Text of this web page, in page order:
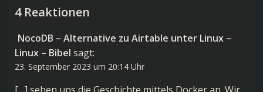
4 Reaktionen
NocoDB – Alternative zu Airtable unter Linux –
Linux – Bibel sagt:
23. September 2023 um 20:14 Uhr